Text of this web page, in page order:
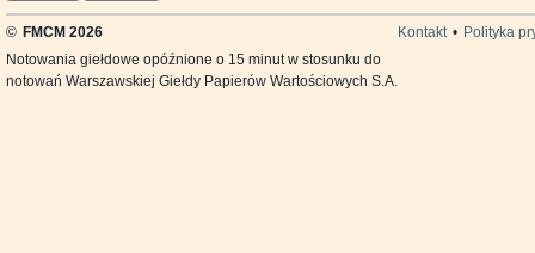
© FMCM 2026 Kontakt • Polityka
Notowania giełdowe opóźnione o 15 minut w stosunku do
notowań Warszawskiej Giełdy Papierów Wartościowych S.A.